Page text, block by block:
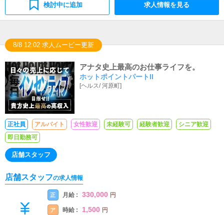
検討中に追加 求人情報を見る
8/8 12:02 求人ムービー更新
アナタ史上最高のお仕事ライフを。
ホットポイントパートII
[ヘルス/河原町]
正社員 アルバイト 女性歓迎 未経験可 経験者歓迎
シニア歓迎
即日勤務可
店舗スタッフ
店舗スタッフの求人情報
正 月給 : 330,000 円
ア 時給 : 1,500 円